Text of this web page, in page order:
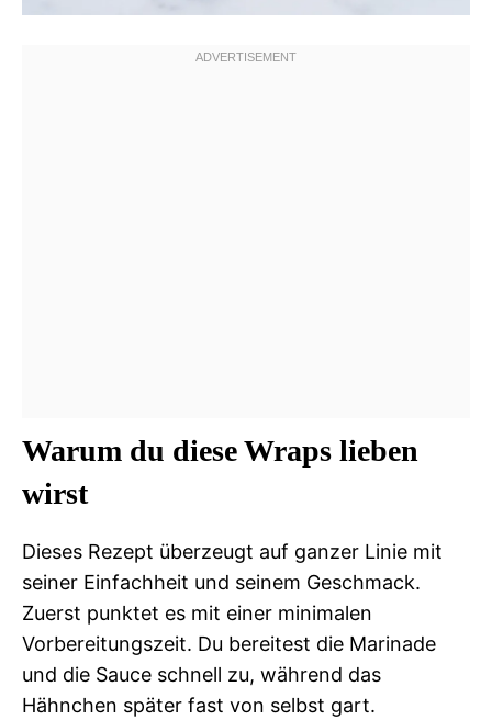
Warum du diese Wraps lieben
wirst
Dieses Rezept überzeugt auf ganzer Linie mit
seiner Einfachheit und seinem Geschmack.
Zuerst punktet es mit einer minimalen
Vorbereitungszeit. Du bereitest die Marinade
und die Sauce schnell zu, während das
Hähnchen später fast von selbst gart.